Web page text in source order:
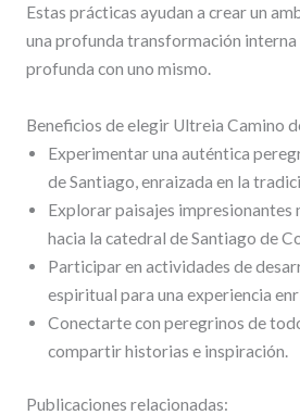
Estas prácticas ayudan a crear un
una profunda transformación interna
profunda con uno mismo.
Beneficios de elegir Ultreia Camino
Experimentar una auténtica
de Santiago, enraizada en la
Explorar paisajes impresionantes
hacia la catedral de Santiago de
Participar en actividades de
espiritual para una experiencia
Conectarte con peregrinos de
compartir historias e inspiración.
Publicaciones relacionadas: